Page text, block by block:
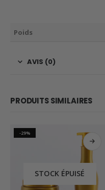
Poids
AVIS (0)
PRODUITS SIMILAIRES
-29%
STOCK ÉPUISÉ